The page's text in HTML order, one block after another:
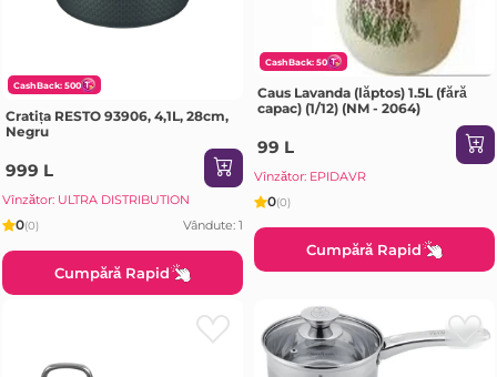
CashBack: 500
Cratița RESTO 93906, 4,1L, 28cm,
Negru
999 L
Vînzător: ULTRA DISTRIBUTION
0(0) Vândute: 1
Cumpără Rapid
CashBack: 50
Caus Lavanda (lăptos) 1.5L (fără
capac) (1/12) (NM - 2064)
99 L
Vînzător: EPIDAVR
0(0)
Cumpără Rapid